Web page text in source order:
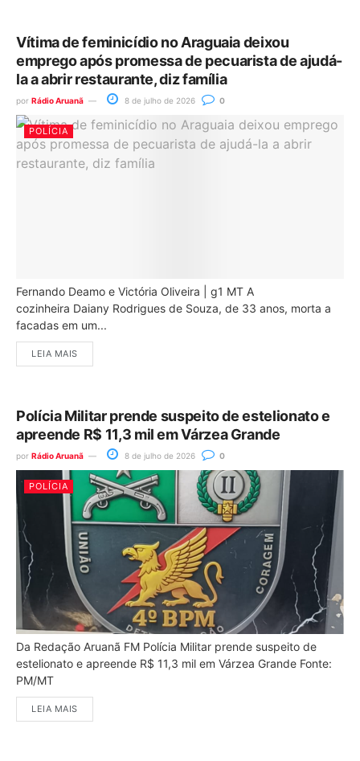
Vítima de feminicídio no Araguaia deixou
emprego após promessa de pecuarista de ajudá-
la a abrir restaurante, diz família
por Rádio Aruanã 8 de julho de 2026 0
POLÍCIA
Fernando Deamo e Victória Oliveira | g1 MT A
cozinheira Daiany Rodrigues de Souza, de 33 anos, morta a
facadas em um...
LEIA MAIS
Polícia Militar prende suspeito de estelionato e
apreende R$ 11,3 mil em Várzea Grande
por Rádio Aruanã 8 de julho de 2026 0
POLÍCIA
Da Redação Aruanã FM Polícia Militar prende suspeito de
estelionato e apreende R$ 11,3 mil em Várzea Grande Fonte:
PM/MT
LEIA MAIS